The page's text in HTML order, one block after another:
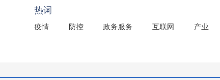
热词
疫情 防控 政务服务 互联网 产业